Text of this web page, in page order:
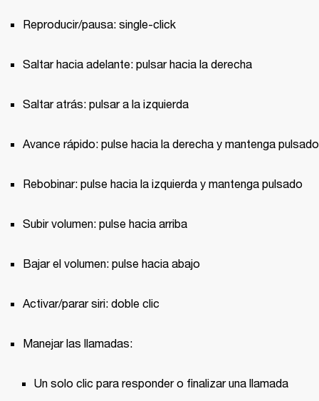
Reproducir/pausa: single-click
Saltar hacia adelante: pulsar hacia la derecha
Saltar atrás: pulsar a la izquierda
Avance rápido: pulse hacia la derecha y mantenga pulsado
Rebobinar: pulse hacia la izquierda y mantenga pulsado
Subir volumen: pulse hacia arriba
Bajar el volumen: pulse hacia abajo
Activar/parar siri: doble clic
Manejar las llamadas:
Un solo clic para responder o finalizar una llamada